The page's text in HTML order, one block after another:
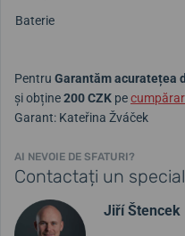
Baterie
Pentru Garantăm acuratețea
și obține200 CZK pe
Garant: Kateřina Žváček
AI NEVOIE DE SFATURI?
Contactați un
Jiří Štencek